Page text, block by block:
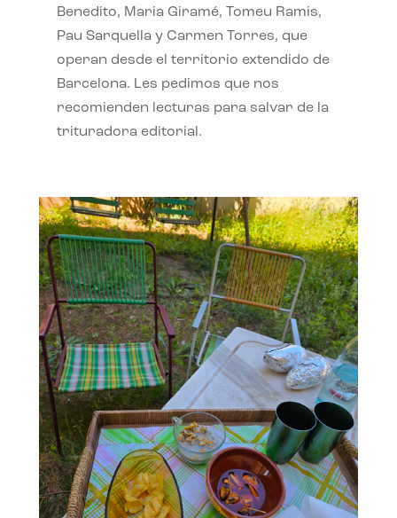
Benedito, Maria Giramé, Tomeu Ramis,
Pau Sarquella y Carmen Torres, que
operan desde el territorio extendido de
Barcelona. Les pedimos que nos
recomienden lecturas para salvar de la
trituradora editorial.